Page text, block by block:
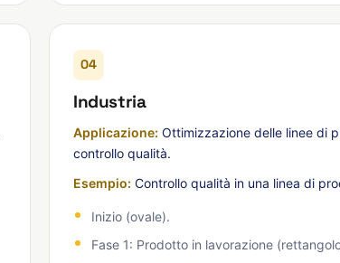
04
Industria
Applicazione: Ottimizzazione delle linee di
controllo qualità.
Esempio: Controllo qualità in una linea di
Inizio (ovale).
Fase 1: Prodotto in lavorazione